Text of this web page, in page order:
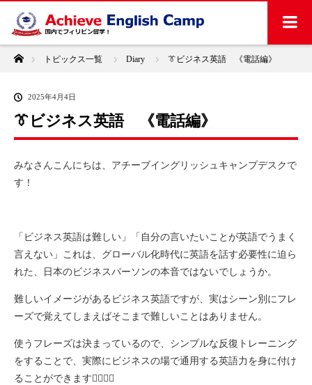
ホームトピックス一覧 Diary 👔ビジネス英語 《電話編》
2025年4月4日
👔ビジネス英語 《電話編》
みなさんこんにちは、アチーブイングリッシュキャンプデスクで
す！
「ビジネス英語は難しい」「自分の言いたいことが英語でうまく
言えない」これは、グローバル化時代に英語を話す必要性に迫ら
れた、日本のビジネスパーソンの本音ではないでしょうか。
難しいイメージがあるビジネス英語ですが、実はシーン別にフレ
ーズで覚えてしまえばそこまで難しいことはありません。
使うフレーズは決まっているので、シンプルな反復トレーニング
をすることで、実際にビジネスの場で通用する英語力を身に付け
ることができます🙆🏻‍♂️✨